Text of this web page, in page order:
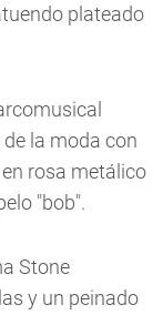
plateado
la moda con
rosa metálico
"bob".
Stone
y un peinado